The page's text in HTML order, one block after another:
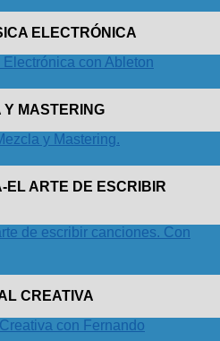
ELECTRÓNICA
MASTERING
EL ARTE DE ESCRIBIR
CREATIVA